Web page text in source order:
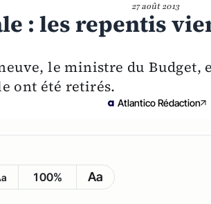
27 août 2013
: les repentis
le ministre du Budget,
ont été retirés.
Atlantico Rédaction
100% Aa